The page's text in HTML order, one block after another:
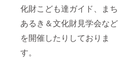
化財こども達ガイド、まち
あるき＆文化財見学会など
を開催したりしておりま
す。